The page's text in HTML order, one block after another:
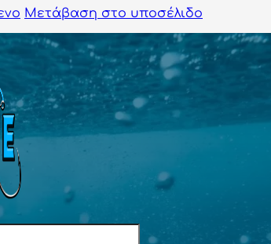
Μετάβαση στο υποσέλιδο